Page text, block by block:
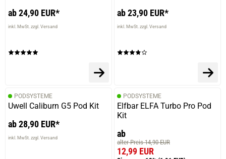
ab 24,90 EUR*
inkl. MwSt. zzgl. Versand
ab 23,90 EUR*
inkl. MwSt. zzgl. Versand
PODSYSTEME
Uwell Caliburn G5 Pod Kit
ab 28,90 EUR*
inkl. MwSt. zzgl. Versand
PODSYSTEME
Elfbar ELFA Turbo Pro Pod
Kit
ab
alter Preis 14,90 EUR
12,99 EUR